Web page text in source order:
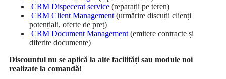
CRM Dispecerat service (reparații pe teren)
CRM Client Management(urmărire discuții clienți
potențiali, oferte de preț)
CRM Document Management(emitere contracte și
diferite documente)
Discountul nu se aplică la alte facilități sau module noi
realizate la comandă!